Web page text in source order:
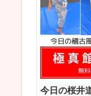
今日の桜井